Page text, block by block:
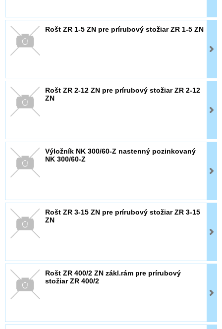
Rošt ZR 1-5 ZN pre prírubový stožiar ZR 1-5 ZN
Rošt ZR 2-12 ZN pre prírubový stožiar ZR 2-12
ZN
Výložník NK 300/60-Z nastenný pozinkovaný
NK 300/60-Z
Rošt ZR 3-15 ZN pre prírubový stožiar ZR 3-15
ZN
Rošt ZR 400/2 ZN zákl.rám pre prírubový
stožiar ZR 400/2